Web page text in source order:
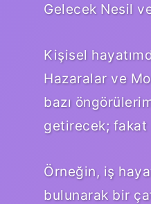
Gelecek Nesil
Kişisel
Hazaralar ve
bazı
getirecek; fakat
Örneğin, iş
bulunarak bir